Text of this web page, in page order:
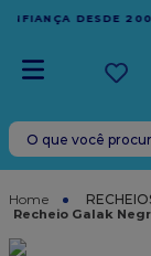
ESPÍRITO
O que você
Recheio Galak
TERMOS MAIS
leite